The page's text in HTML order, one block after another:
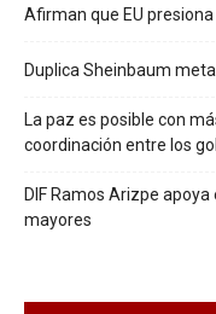
Afirman que EU
Duplica Sheinbaum
La paz es posible con
coordinación entre los
DIF Ramos Arizpe
mayores